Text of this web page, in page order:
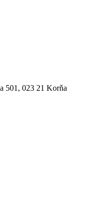
501, 023 21 Korňa